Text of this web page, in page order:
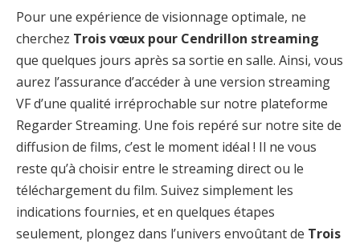
Pour une expérience de visionnage optimale, ne
cherchez Trois vœux pour Cendrillon streaming
que quelques jours après sa sortie en salle. Ainsi, vous
aurez l’assurance d’accéder à une version streaming
VF d’une qualité irréprochable sur notre plateforme
Regarder Streaming. Une fois repéré sur notre site de
diffusion de films, c’est le moment idéal ! Il ne vous
reste qu’à choisir entre le streaming direct ou le
téléchargement du film. Suivez simplement les
indications fournies, et en quelques étapes
seulement, plongez dans l’univers envoûtant de Trois